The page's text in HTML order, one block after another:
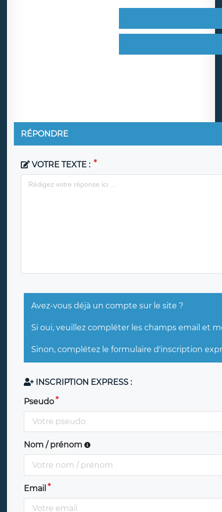
RÉPONDRE
VOTRE TEXTE :
Avez-vous déjà un compte sur le site ?
Si oui, veuillez compléter les champs email et
Sinon, complétez le formulaire d'inscription
INSCRIPTION EXPRESS :
Pseudo
Nom / prénom
Email